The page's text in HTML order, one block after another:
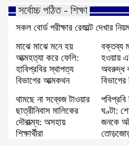
সর্বোচ্চ পঠিত - শিক্ষা
সকল বোর্ড পরীক্ষার রেজাল্ট দেখার
মাঝে মাঝে মনে হয়
আত্মহত্যা করে ফেলি:
হাবিপ্রবির স্থাপত্য
বিভাগের আত্মকথন
বক্তব্য
হওয়ায়
অবরুদ্ধ
বিভাগের
থামছে না সব্বেজ টাওয়ার
ছাত্রীনিবাস মালিকের
দৌরাত্ম্য: অসহায়
শিক্ষার্থীরা
পবিপ্রবি
ঘণ্টা:
জনকে